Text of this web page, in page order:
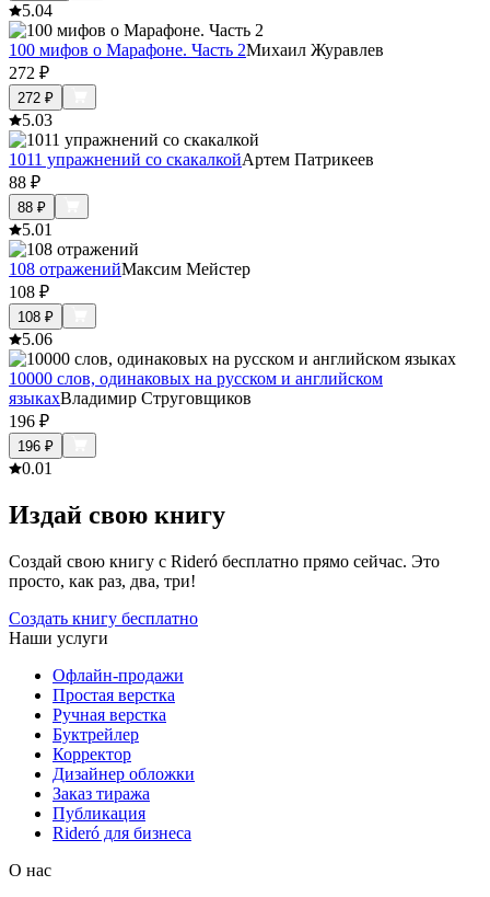
5.04
100 мифов о Марафоне. Часть 2Михаил Журавлев
272 ₽
272 ₽
5.03
1011 упражнений со скакалкойАртем Патрикеев
88 ₽
88 ₽
5.01
108 отраженийМаксим Мейстер
108 ₽
108 ₽
5.06
10000 слов, одинаковых на русском и английском
языкахВладимир Струговщиков
196 ₽
196 ₽
0.01
Издай свою книгу
Создай свою книгу с Rideró бесплатно прямо сейчас. Это
просто, как раз, два, три!
Создать книгу бесплатно
Наши услуги
Офлайн-продажи
Простая верстка
Ручная верстка
Буктрейлер
Корректор
Дизайнер обложки
Заказ тиража
Публикация
Rideró для бизнеса
О нас